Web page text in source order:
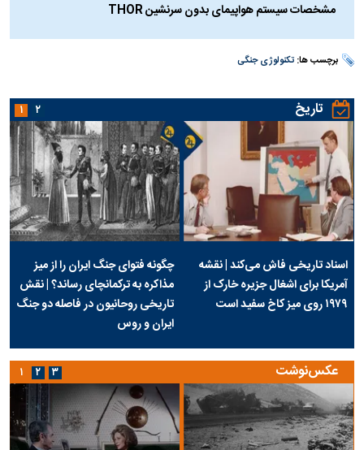
مشخصات سیستم هواپیمای بدون سرنشین THOR
برچسب ها:تکنولوژی جنگی
تاریخ
اسناد تاریخی فاش می‌کند | نقشه
آمریکا برای اشغال جزیره خارک از
۱۹۷۹ روی میز کاخ سفید است
چگونه فتوای جنگ ایران را از میز
مذاکره به ترکمانچای رساند؟ | نقش
تاریخی روحانیون در فاصله دو جنگ
ایران و روس
۱ ۲
عکس‌نوشت ۱ ۲ ۳